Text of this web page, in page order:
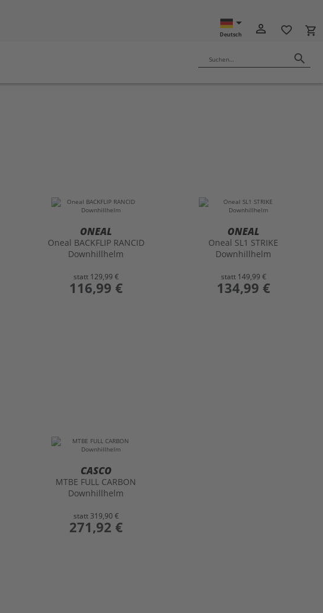
Deutsch person_outline favorite_border local_grocery_store
Suchen… search
ONEAL
Oneal BACKFLIP RANCID
Downhillhelm
statt 129,99 €
preis
116,99 €
ONEAL
Oneal SL1 STRIKE
Downhillhelm
statt 149,99 €
preis
134,99 €
CASCO
MTBE FULL CARBON
Downhillhelm
statt 319,90 €
preis
271,92 €